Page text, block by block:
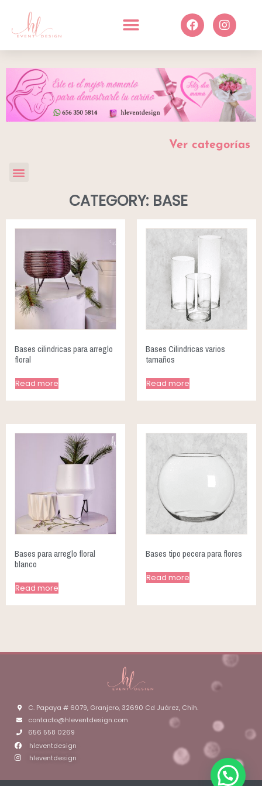
Ver categorías
CATEGORY: BASE
Bases cilindricas para arreglo
floral
Read more
Bases Cilindricas varios
tamaños
Read more
Bases para arreglo floral
blanco
Read more
Bases tipo pecera para flores
Read more
C. Papaya # 6079, Granjero, 32690 Cd Juárez, Chih.
contacto@hleventdesign.com
656 558 0269
hleventdesign
hleventdesign